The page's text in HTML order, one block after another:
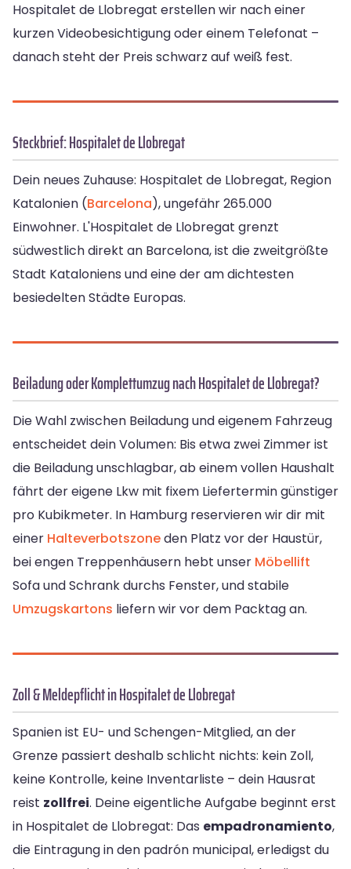
Hospitalet de Llobregat erstellen wir nach einer
kurzen Videobesichtigung oder einem Telefonat –
danach steht der Preis schwarz auf weiß fest.
Steckbrief: Hospitalet de Llobregat
Dein neues Zuhause: Hospitalet de Llobregat, Region
Katalonien (Barcelona), ungefähr 265.000
Einwohner. L'Hospitalet de Llobregat grenzt
südwestlich direkt an Barcelona, ist die zweitgrößte
Stadt Kataloniens und eine der am dichtesten
besiedelten Städte Europas.
Beiladung oder Komplettumzug nach Hospitalet de Llobregat?
Die Wahl zwischen Beiladung und eigenem Fahrzeug
entscheidet dein Volumen: Bis etwa zwei Zimmer ist
die Beiladung unschlagbar, ab einem vollen Haushalt
fährt der eigene Lkw mit fixem Liefertermin günstiger
pro Kubikmeter. In Hamburg reservieren wir dir mit
einer Halteverbotszoneden Platz vor der Haustür,
bei engen Treppenhäusern hebt unser Möbellift
Sofa und Schrank durchs Fenster, und stabile
Umzugskartons liefern wir vor dem Packtag an.
Zoll & Meldepflicht in Hospitalet de Llobregat
Spanien ist EU- und Schengen-Mitglied, an der
Grenze passiert deshalb schlicht nichts: kein Zoll,
keine Kontrolle, keine Inventarliste – dein Hausrat
reist zollfrei. Deine eigentliche Aufgabe beginnt erst
in Hospitalet de Llobregat: Das empadronamiento,
die Eintragung in den padrón municipal, erledigst du